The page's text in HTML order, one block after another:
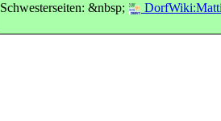
Schwesterseiten: &nbsp;